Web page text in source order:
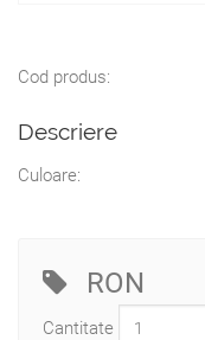
Cod produs:
Descriere
Culoare:
RON
Cantitate